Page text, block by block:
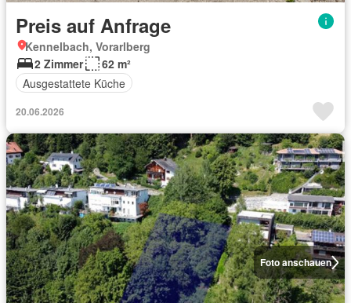
Preis auf Anfrage
Kennelbach, Vorarlberg
2 Zimmer
62 m²
Ausgestattete Küche
20.06.2026
Foto anschauen